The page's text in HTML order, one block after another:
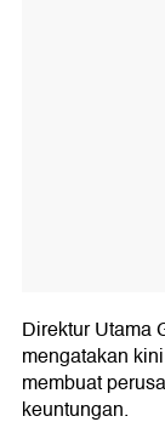
Direktur Utama
mengatakan
membuat
keuntungan.